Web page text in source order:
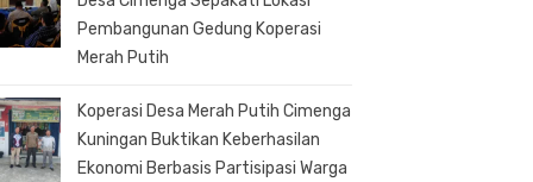
Pembangunan Gedung Koperasi
Merah Putih
Koperasi Desa Merah Putih Cimenga
Kuningan Buktikan Keberhasilan
Ekonomi Berbasis Partisipasi Warga